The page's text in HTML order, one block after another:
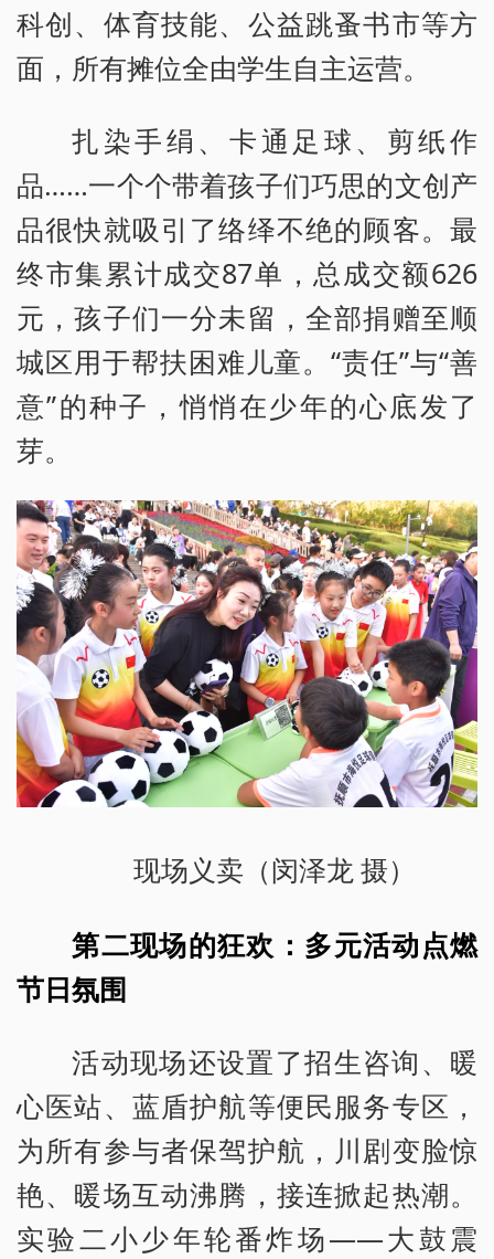
科创、体育技能、公益跳蚤书市等方
面，所有摊位全由学生自主运营。
扎染手绢、卡通足球、剪纸作
品……一个个带着孩子们巧思的文创产
品很快就吸引了络绎不绝的顾客。最
终市集累计成交87单，总成交额626
元，孩子们一分未留，全部捐赠至顺
城区用于帮扶困难儿童。“责任”与“善
意”的种子，悄悄在少年的心底发了
芽。
现场义卖（闵泽龙 摄）
第二现场的狂欢：多元活动点燃
节日氛围
活动现场还设置了招生咨询、暖
心医站、蓝盾护航等便民服务专区，
为所有参与者保驾护航，川剧变脸惊
艳、暖场互动沸腾，接连掀起热潮。
实验二小少年轮番炸场——大鼓震